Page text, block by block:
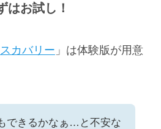
はお試し！
カバリー 」は体験版が用意
できるかなぁ…と不安な